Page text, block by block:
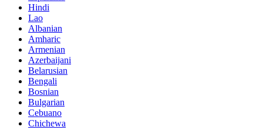
Hindi
Lao
Albanian
Amharic
Armenian
Azerbaijani
Belarusian
Bengali
Bosnian
Bulgarian
Cebuano
Chichewa